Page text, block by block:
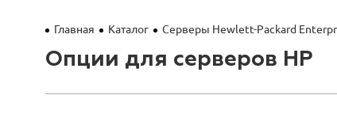
Главная Каталог Серверы Hewlett-Packard
Опции для серверов HP